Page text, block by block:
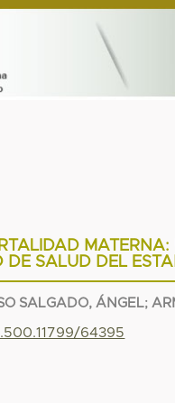
DE SALUD DEL
SALGADO, ÁNGEL;
64395